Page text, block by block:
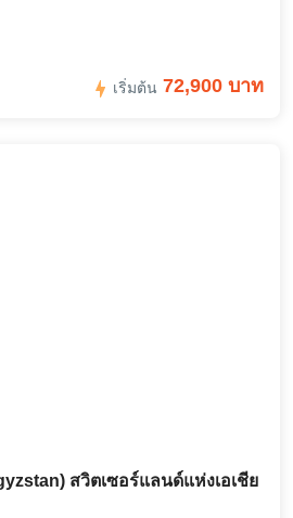
เริ่มต้น 72,900 บาท
สวิตเซอร์แลนด์แห่งเอเชีย